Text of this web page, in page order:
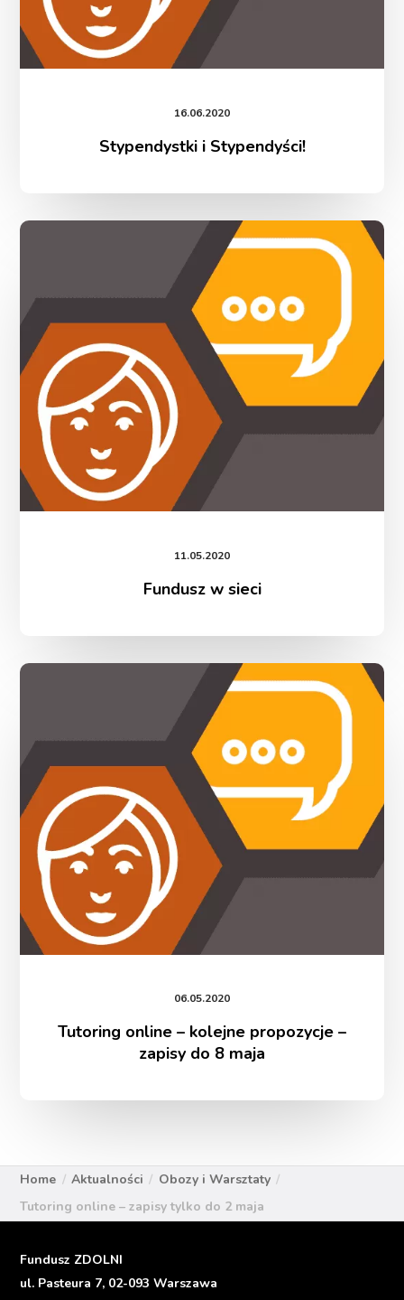
16.06.2020
Stypendystki i Stypendyści!
Fundusz
sieci
11.05.2020
Fundusz w sieci
Tutoring
online
–
kolejne
propozycje
–
zapisy
do
8 maja
06.05.2020
Tutoring online – kolejne propozycje –
zapisy do 8 maja
Home Aktualności
Obozy i Warsztaty
Tutoring online – zapisy tylko do 2 maja
Fundusz ZDOLNI
ul. Pasteura 7, 02-093 Warszawa